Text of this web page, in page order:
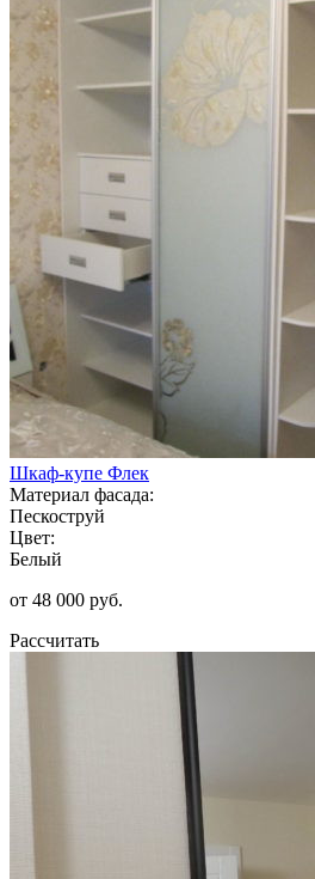
Шкаф-купе Флек
Материал фасада:
Пескоструй
Цвет:
Белый
от 48 000 руб.
Рассчитать